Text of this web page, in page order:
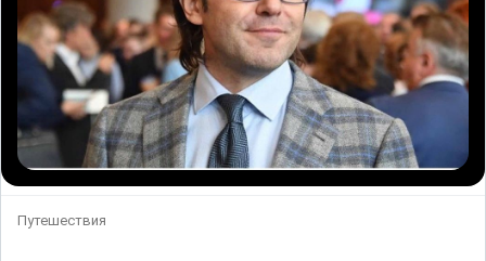
Путешествия